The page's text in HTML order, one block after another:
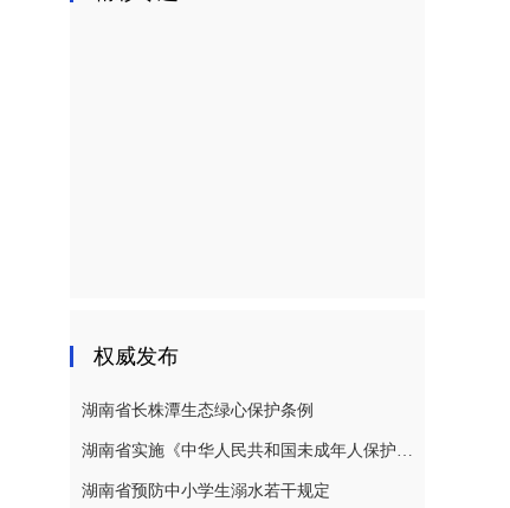
权威发布
湖南省长株潭生态绿心保护条例
湖南省实施《中华人民共和国未成年人保护法》若干规定
湖南省预防中小学生溺水若干规定